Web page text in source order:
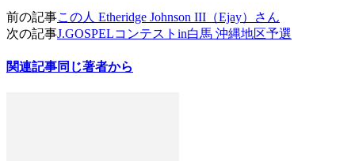
前の記事この人 Etheridge Johnson III（Ejay）さん
次の記事J.GOSPELコンテストin白馬 沖縄地区予選
関連記事同じ著者から